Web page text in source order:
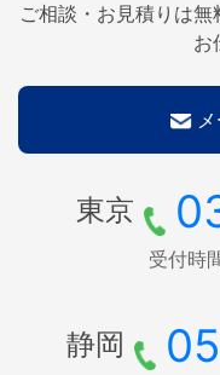
ご相談・お見積りは
お
東京
受付時
静岡